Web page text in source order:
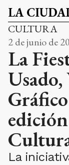
LA
CULTURA
2 de junio de
La
La